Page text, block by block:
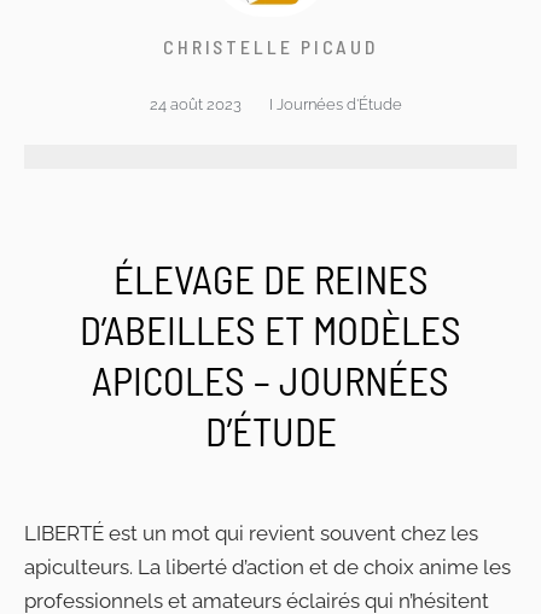
CHRISTELLE PICAUD
24 août 2023 I Journées d'Étude
ÉLEVAGE DE REINES
D’ABEILLES ET MODÈLES
APICOLES – JOURNÉES
D’ÉTUDE
LIBERTÉ est un mot qui revient souvent chez les
apiculteurs. La liberté d’action et de choix anime les
professionnels et amateurs éclairés qui n’hésitent